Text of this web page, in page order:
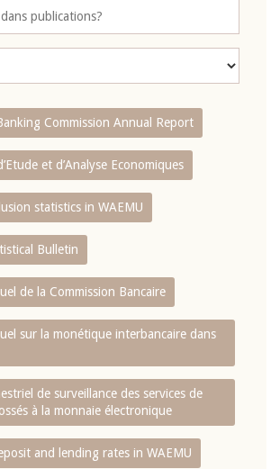
Commission Annual Report
et d’Analyse Economiques
statistics in WAEMU
Bulletin
de la Commission Bancaire
sur la monétique interbancaire dans
de surveillance des services de
à la monnaie électronique
and lending rates in WAEMU